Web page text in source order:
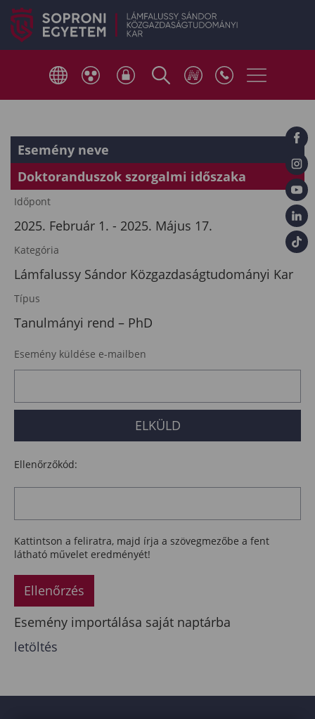
Esemény neve
Doktoranduszok szorgalmi időszaka
Időpont
2025. Február 1. - 2025. Május 17.
Kategória
Lámfalussy Sándor Közgazdaságtudományi Kar
Típus
Tanulmányi rend – PhD
Esemény küldése e-mailben
Ellenőrzőkód:
Kattintson a feliratra, majd írja a szövegmezőbe a fent
látható művelet eredményét!
Ellenőrzés
Esemény importálása saját naptárba
letöltés